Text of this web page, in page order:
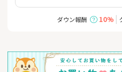
ダウン報酬 10%